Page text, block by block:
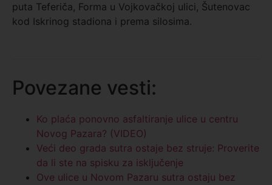
puta Teferiča, Forma u Vojkovačkoj ulici, Šutenovac
kod Iskrinog stadiona i prema silosima.
Povezane vesti:
Ko plaća ponovno asfaltiranje ulice u centru
Novog Pazara? (VIDEO)
Veći deo grada sutra ostaje bez struje: Proverite
da li ste na spisku za isključenje
Ove ulice u Novom Pazaru sutra ostaju bez